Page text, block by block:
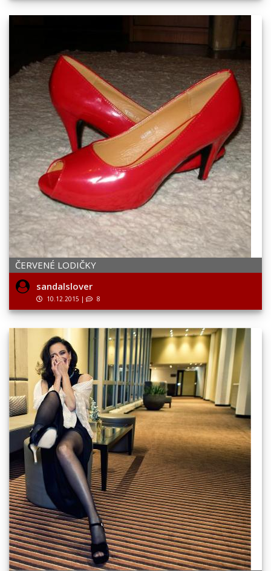
ČERVENÉ LODIČKY
sandalslover
10.12.2015 | 8